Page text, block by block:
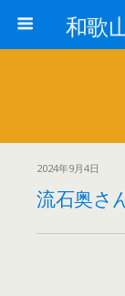
2024年9月4日
流石奥さ